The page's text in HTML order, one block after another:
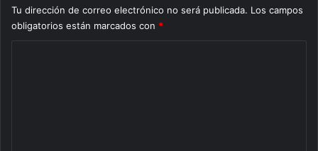
Tu dirección de correo electrónico no será publicada. Los campos
obligatorios están marcados con *